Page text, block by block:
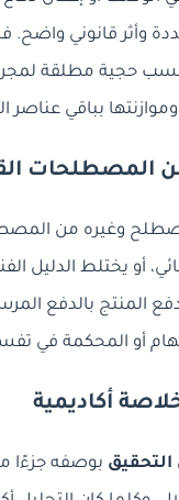
وأثر قانوني واضح.
تكتسب حجية مطلقة
بباقي عناصر
المصطلحات
وغيره من
أو يختلط الدليل
المنتج بالدفع
أو المحكمة في
أكاديمية
بوصفه جزءًا